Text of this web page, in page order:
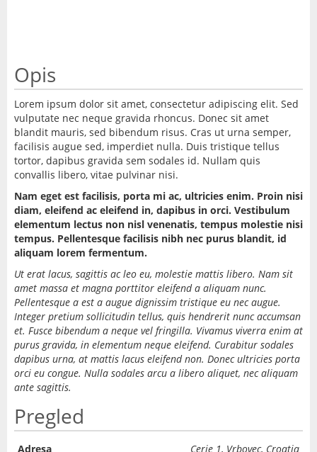
Opis
Lorem ipsum dolor sit amet, consectetur adipiscing elit. Sed
vulputate nec neque gravida rhoncus. Donec sit amet
blandit mauris, sed bibendum risus. Cras ut urna semper,
facilisis augue sed, imperdiet nulla. Duis tristique tellus
tortor, dapibus gravida sem sodales id. Nullam quis
convallis libero, vitae pulvinar nisi.
Nam eget est facilisis, porta mi ac, ultricies enim. Proin nisi
diam, eleifend ac eleifend in, dapibus in orci. Vestibulum
elementum lectus non nisl venenatis, tempus molestie nisi
tempus. Pellentesque facilisis nibh nec purus blandit, id
aliquam lorem fermentum.
Ut erat lacus, sagittis ac leo eu, molestie mattis libero. Nam sit
amet massa et magna porttitor eleifend a aliquam nunc.
Pellentesque a est a augue dignissim tristique eu nec augue.
Integer pretium sollicitudin tellus, quis hendrerit nunc accumsan
et. Fusce bibendum a neque vel fringilla. Vivamus viverra enim at
purus gravida, in elementum neque eleifend. Curabitur sodales
dapibus urna, at mattis lacus eleifend non. Donec ultricies porta
orci eu congue. Nulla sodales arcu a libero aliquet, nec aliquam
ante sagittis.
Pregled
Adresa Cerje 1, Vrbovec, Croatia